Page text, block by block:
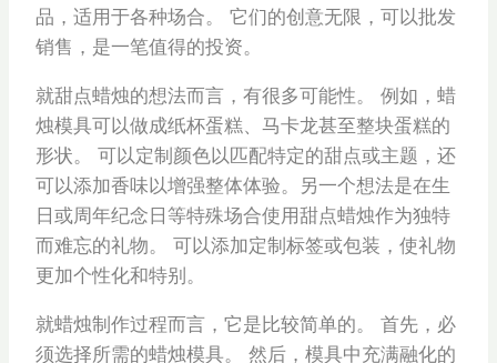
品，适用于各种场合。 它们的创意无限，可以批发
销售，是一笔值得的投资。
就甜点蜡烛的想法而言，有很多可能性。 例如，蜡
烛模具可以做成纸杯蛋糕、马卡龙甚至整块蛋糕的
形状。 可以定制颜色以匹配特定的甜点或主题，还
可以添加香味以增强整体体验。另一个想法是在生
日或周年纪念日等特殊场合使用甜点蜡烛作为独特
而难忘的礼物。 可以添加定制标签或包装，使礼物
更加个性化和特别。
就蜡烛制作过程而言，它是比较简单的。 首先，必
须选择所需的蜡烛模具。 然后，模具中充满融化的